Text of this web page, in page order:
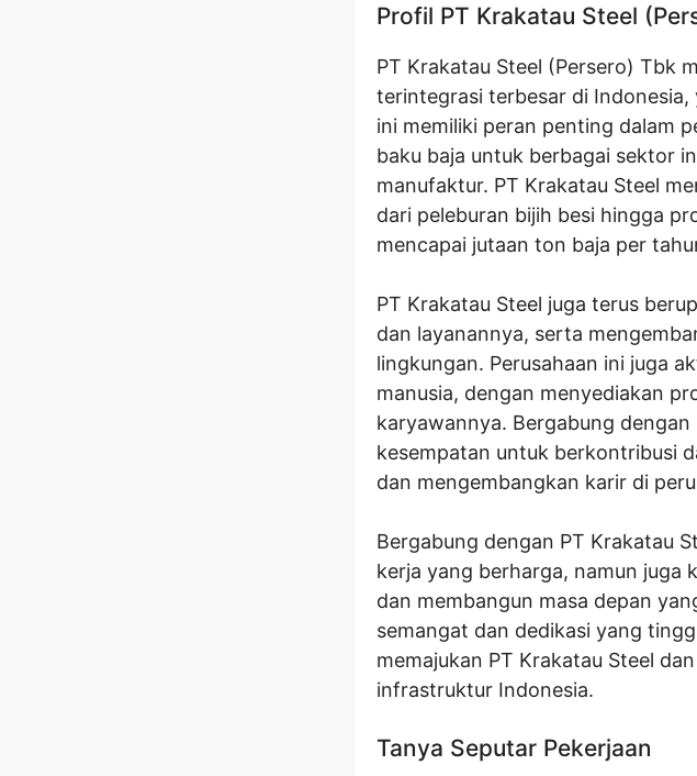
Profil PT Krakatau Steel
PT Krakatau Steel (Persero) Tbk
terintegrasi terbesar di Indonesia,
ini memiliki peran penting dalam
baku baja untuk berbagai sektor
manufaktur. PT Krakatau Steel
dari peleburan bijih besi hingga
mencapai jutaan ton baja per
PT Krakatau Steel juga terus
dan layanannya, serta
lingkungan. Perusahaan ini juga
manusia, dengan menyediakan
karyawannya. Bergabung
kesempatan untuk berkontribusi
dan mengembangkan karir di
Bergabung dengan PT Krakatau
kerja yang berharga, namun juga
dan membangun masa depan
semangat dan dedikasi yang
memajukan PT Krakatau Steel
infrastruktur Indonesia.
Tanya Seputar Pekerjaan